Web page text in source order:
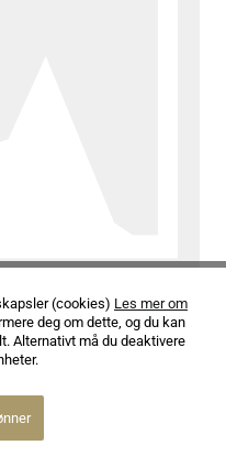
(cookies) Les mer om
deg om dette, og du kan
Alternativt må du deaktivere